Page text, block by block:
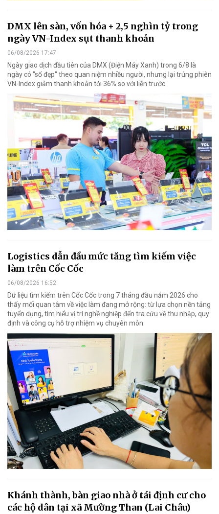
DMX lên sàn, vốn hóa + 2,5 nghìn tỷ trong
ngày VN-Index sụt thanh khoản
06/08/2026 17:47
Ngày giao dịch đầu tiên của DMX (Điện Máy Xanh) trong 6/8 là
ngày có "số đẹp" theo quan niệm nhiều người, nhưng lại trúng phiên
VN-Index giảm thanh khoản tới 36% so với liền trước.
Logistics dẫn đầu mức tăng tìm kiếm việc
làm trên Cốc Cốc
06/08/2026 16:52
Dữ liệu tìm kiếm trên Cốc Cốc trong 7 tháng đầu năm 2026 cho
thấy mối quan tâm về việc làm đang mở rộng: từ lựa chọn nền tảng
tuyển dụng, tìm hiểu vị trí nghề nghiệp đến tra cứu về thu nhập, quy
định và công cụ hỗ trợ nhiệm vụ chuyên môn.
Khánh thành, bàn giao nhà ở tái định cư cho
các hộ dân tại xã Mường Than (Lai Châu)